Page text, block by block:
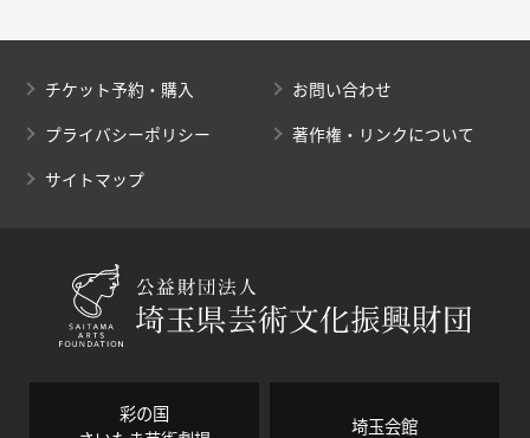
チケット予約・購入
お問い合わせ
プライバシーポリシー
著作権・リンクについて
サイトマップ
彩の国
埼玉会館